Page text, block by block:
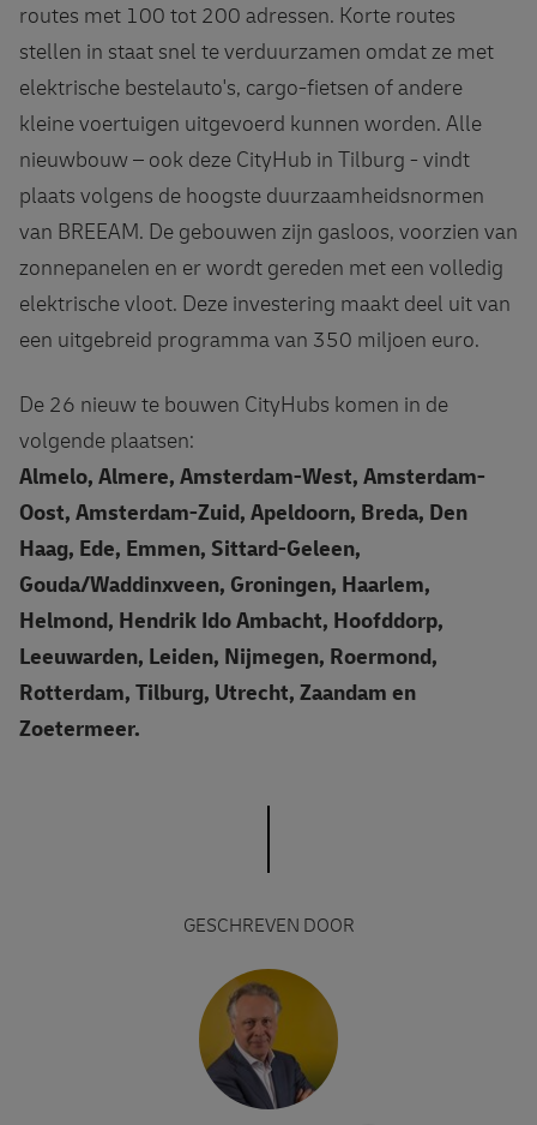
routes met 100 tot 200 adressen. Korte routes
stellen in staat snel te verduurzamen omdat ze met
elektrische bestelauto's, cargo-fietsen of andere
kleine voertuigen uitgevoerd kunnen worden. Alle
nieuwbouw – ook deze CityHub in Tilburg - vindt
plaats volgens de hoogste duurzaamheidsnormen
van BREEAM. De gebouwen zijn gasloos, voorzien van
zonnepanelen en er wordt gereden met een volledig
elektrische vloot. Deze investering maakt deel uit van
een uitgebreid programma van 350 miljoen euro.
De 26 nieuw te bouwen CityHubs komen in de
volgende plaatsen:
Almelo, Almere, Amsterdam-West, Amsterdam-
Oost, Amsterdam-Zuid, Apeldoorn, Breda, Den
Haag, Ede, Emmen, Sittard-Geleen,
Gouda/Waddinxveen, Groningen, Haarlem,
Helmond, Hendrik Ido Ambacht, Hoofddorp,
Leeuwarden, Leiden, Nijmegen, Roermond,
Rotterdam, Tilburg, Utrecht, Zaandam en
Zoetermeer.
GESCHREVEN DOOR